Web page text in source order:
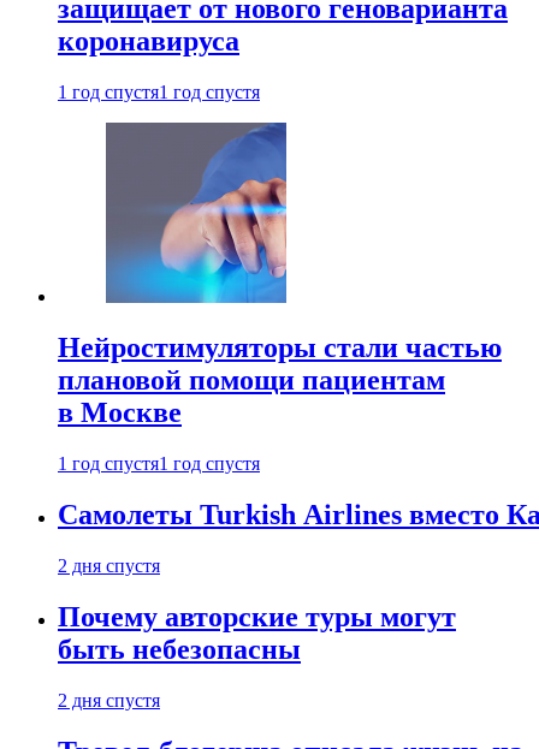
защищает от нового геноварианта
коронавируса
1 год спустя1 год спустя
Нейростимуляторы стали частью
плановой помощи пациентам
в Москве
1 год спустя1 год спустя
Самолеты Turkish Airlines вместо
2 дня спустя
Почему авторские туры могут
быть небезопасны
2 дня спустя